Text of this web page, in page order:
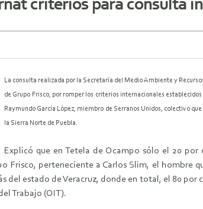
criterios para consulta
La consulta realizada por la Secretaría del Medio Ambiente y
de Grupo Frisco, por romper los criterios internacionales
Raymundo García López, miembro de Serranos Unidos, colectivo
la Sierra Norte de Puebla.
Explicó que en Tetela de Ocampo sólo el 20
Frisco, perteneciente a Carlos Slim, el
del estado de Veracruz, donde en total, el 80
Trabajo (OIT).